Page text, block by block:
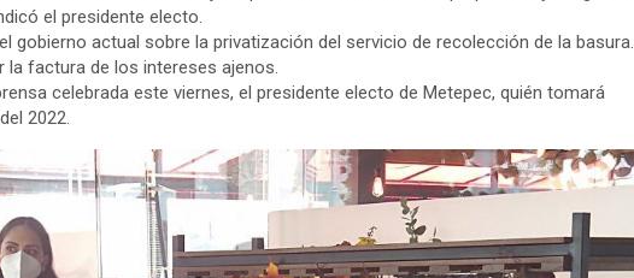
el presidente electo.
gobierno actual sobre la privatización del servicio de recolección de la basura.
la factura de los intereses ajenos.
celebrada este viernes, el presidente electo de Metepec, quién tomará
2022.